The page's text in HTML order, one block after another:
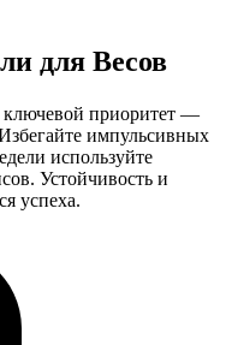
для Весов
ключевой приоритет —
импульсивных
используйте
Устойчивость и
успеха.